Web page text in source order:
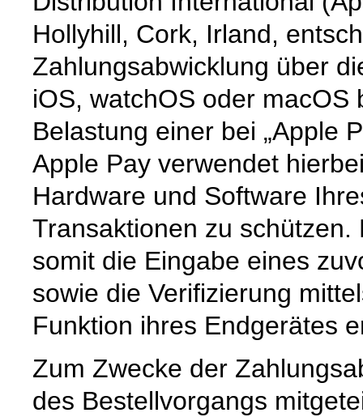
Hollyhill, Cork, Irland,
Zahlungsabwicklung über
iOS, watchOS oder
Belastung einer bei „Apple
Apple Pay verwendet
Hardware und Software
Transaktionen zu
somit die Eingabe eines
sowie die Verifizierung
Funktion ihres Endgerätes
Zum Zwecke der
des Bestellvorgangs